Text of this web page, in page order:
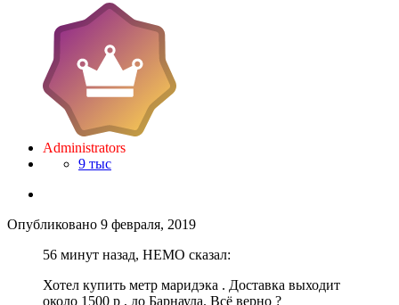
Administrators
9 тыс
Опубликовано 9 февраля, 2019
56 минут назад, НЕМО сказал:
Хотел купить метр маридэка . Доставка выходит
около 1500 р , до Барнаула. Всё верно ?